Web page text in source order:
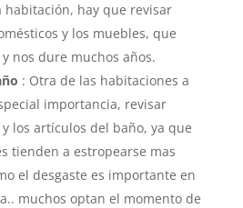
habitación, hay que revisar
y los muebles, que
nos dure muchos años.
: Otra de las habitaciones a
importancia, revisar
los artículos del baño, ya que
tienden a estropearse mas
el desgaste es importante en
muchos optan el momento de